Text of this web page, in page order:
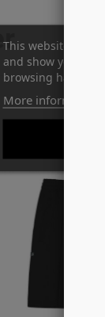
This website uses
and show you
browsing habits.
More information